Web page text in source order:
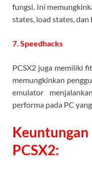
fungsi. Ini
states, load states, dan
7. Speedhacks
PCSX2 juga memiliki
memungkinkan
emulator
performa pada PC
PCSX2: